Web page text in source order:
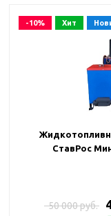
-10% Хит
СтавРос
50 000 руб.